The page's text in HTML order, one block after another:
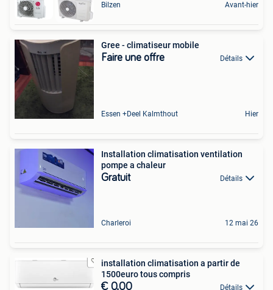
Bilzen Avant-hier
Gree - climatiseur mobile
Faire une offre Détails
Essen +Deel Kalmthout Hier
Installation climatisation ventilation
pompe a chaleur
Gratuit Détails
Charleroi 12 mai 26
installation climatisation a partir de
1500euro tous compris
€ 0,00 Détails